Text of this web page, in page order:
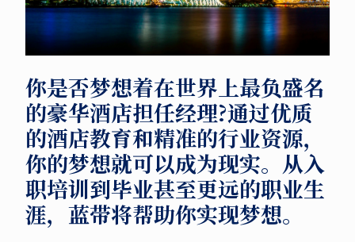
你是否梦想着在世界上最负盛名
的豪华酒店担任经理?通过优质
的酒店教育和精准的行业资源，
你的梦想就可以成为现实。从入
职培训到毕业甚至更远的职业生
涯，蓝带将帮助你实现梦想。